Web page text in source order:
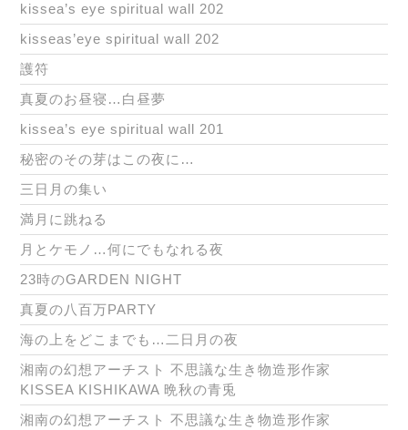
kissea’s eye spiritual wall 202
kisseas’eye spiritual wall 202
護符
真夏のお昼寝…白昼夢
kissea’s eye spiritual wall 201
秘密のその芽はこの夜に…
三日月の集い
満月に跳ねる
月とケモノ…何にでもなれる夜
23時のGARDEN NIGHT
真夏の八百万PARTY
海の上をどこまでも…二日月の夜
湘南の幻想アーチスト 不思議な生き物造形作家
KISSEA KISHIKAWA 晩秋の青兎
湘南の幻想アーチスト 不思議な生き物造形作家